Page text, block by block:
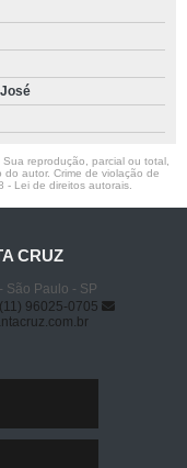
reprodução, parcial ou total,
autor. Crime de violação de
- Lei de direitos autorais
CRUZ
São Paulo - SP
(11) 96025-0705